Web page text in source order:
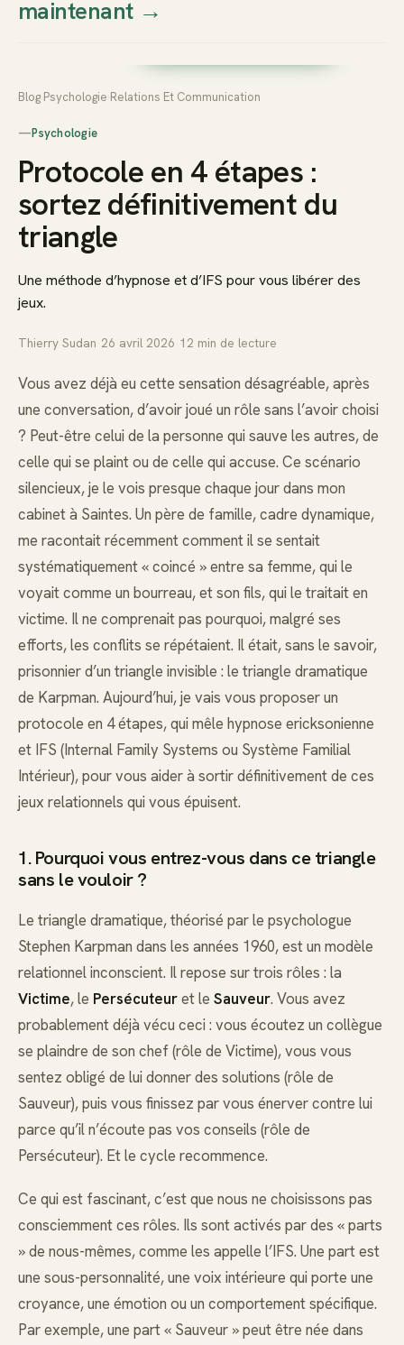
Thierry
Prendre rendez-vous dès
maintenant→
Blog Psychologie Relations Et Communication
—Psychologie
Protocole en 4 étapes :
sortez définitivement du
triangle
Une méthode d’hypnose et d’IFS pour vous libérer des
jeux.
Thierry Sudan 26 avril 2026 12 min de lecture
Vous avez déjà eu cette sensation désagréable, après
une conversation, d’avoir joué un rôle sans l’avoir choisi
? Peut-être celui de la personne qui sauve les autres, de
celle qui se plaint ou de celle qui accuse. Ce scénario
silencieux, je le vois presque chaque jour dans mon
cabinet à Saintes. Un père de famille, cadre dynamique,
me racontait récemment comment il se sentait
systématiquement « coincé » entre sa femme, qui le
voyait comme un bourreau, et son fils, qui le traitait en
victime. Il ne comprenait pas pourquoi, malgré ses
efforts, les conflits se répétaient. Il était, sans le savoir,
prisonnier d’un triangle invisible : le triangle dramatique
de Karpman. Aujourd’hui, je vais vous proposer un
protocole en 4 étapes, qui mêle hypnose ericksonienne
et IFS (Internal Family Systems ou Système Familial
Intérieur), pour vous aider à sortir définitivement de ces
jeux relationnels qui vous épuisent.
1. Pourquoi vous entrez-vous dans ce triangle
sans le vouloir ?
Le triangle dramatique, théorisé par le psychologue
Stephen Karpman dans les années 1960, est un modèle
relationnel inconscient. Il repose sur trois rôles : la
Victime, le Persécuteuret le Sauveur. Vous avez
probablement déjà vécu ceci : vous écoutez un collègue
se plaindre de son chef (rôle de Victime), vous vous
sentez obligé de lui donner des solutions (rôle de
Sauveur), puis vous finissez par vous énerver contre lui
parce qu’il n’écoute pas vos conseils (rôle de
Persécuteur). Et le cycle recommence.
Ce qui est fascinant, c’est que nous ne choisissons pas
consciemment ces rôles. Ils sont activés par des « parts
» de nous-mêmes, comme les appelle l’IFS. Une part est
une sous-personnalité, une voix intérieure qui porte une
croyance, une émotion ou un comportement spécifique.
Par exemple, une part « Sauveur » peut être née dans